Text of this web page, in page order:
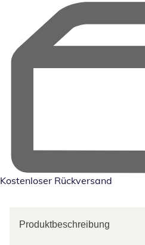
Kostenloser Rückversand
Produktbeschreibung